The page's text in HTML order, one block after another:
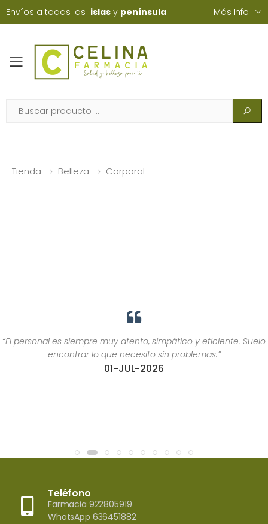
Envíos a todas las islas y península Más Info
Toggle mobile menu
Tienda Belleza Corporal
“El personal es siempre muy atento, simpático y eficiente. Suelo
encontrar lo que necesito sin problemas.”
01-JUL-2026
Teléfono
Farmacia 922805919
WhatsApp 636451882